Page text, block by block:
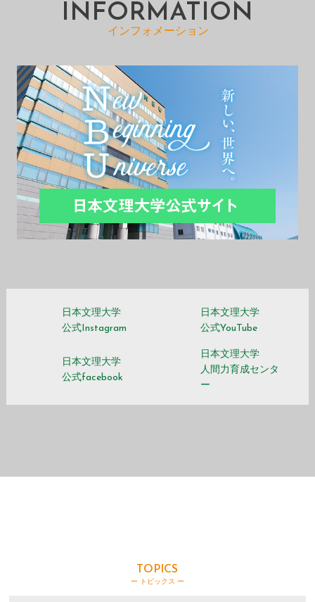
INFORMATION
インフォメーション
日本文理大学
公式Instagram
日本文理大学
公式YouTube
日本文理大学
公式facebook
日本文理大学
人間力育成センタ
ー
TOPICS
ー トピックス ー